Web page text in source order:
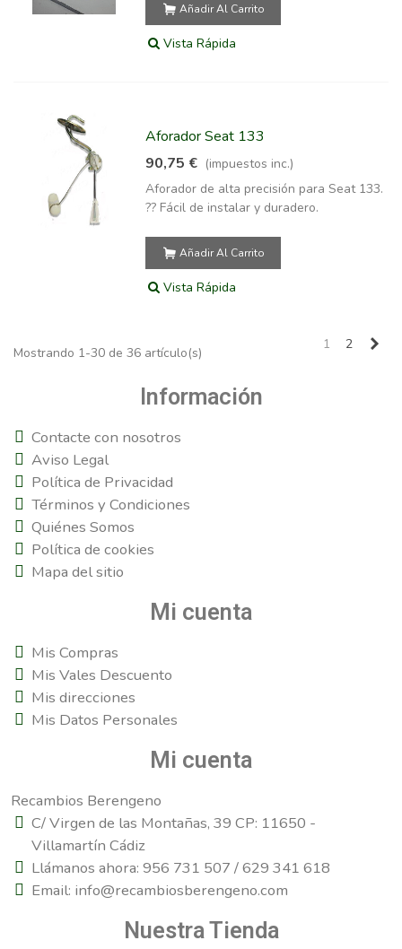
Añadir Al Carrito
Vista Rápida
Aforador Seat 133
90,75 € (impuestos inc.)
Aforador de alta precisión para Seat 133.
?? Fácil de instalar y duradero.
Añadir Al Carrito
Vista Rápida
Mostrando 1-30 de 36 artículo(s)
1 2
Información
Contacte con nosotros
Aviso Legal
Política de Privacidad
Términos y Condiciones
Quiénes Somos
Política de cookies
Mapa del sitio
Mi cuenta
Mis Compras
Mis Vales Descuento
Mis direcciones
Mis Datos Personales
Mi cuenta
Recambios Berengeno
C/ Virgen de las Montañas, 39 CP: 11650 -
Villamartín Cádiz
Llámanos ahora: 956 731 507 / 629 341 618
Email: info@recambiosberengeno.com
Nuestra Tienda